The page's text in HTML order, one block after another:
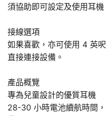
須協助即可設定及使用耳機
接線選項
如果喜歡，亦可使用 4 英
直接連接設備。
產品概覽
專為兒童設計的優質耳機
28-30 小時電池續航時間